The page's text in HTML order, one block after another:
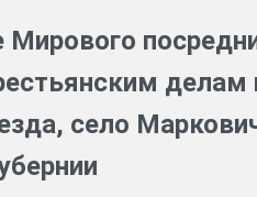
делам
село